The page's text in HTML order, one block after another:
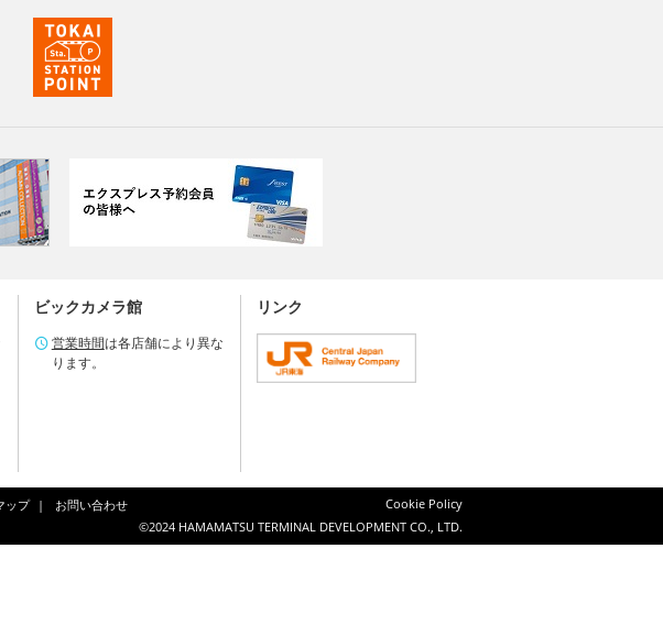
ビックカメラ館
営業時間は各店舗により異な
ります。
リンク
ップ お問い合わせ
Cookie Policy
©2024 HAMAMATSU TERMINAL DEVELOPMENT CO., LTD.